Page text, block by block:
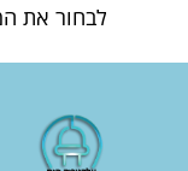
לבחור את